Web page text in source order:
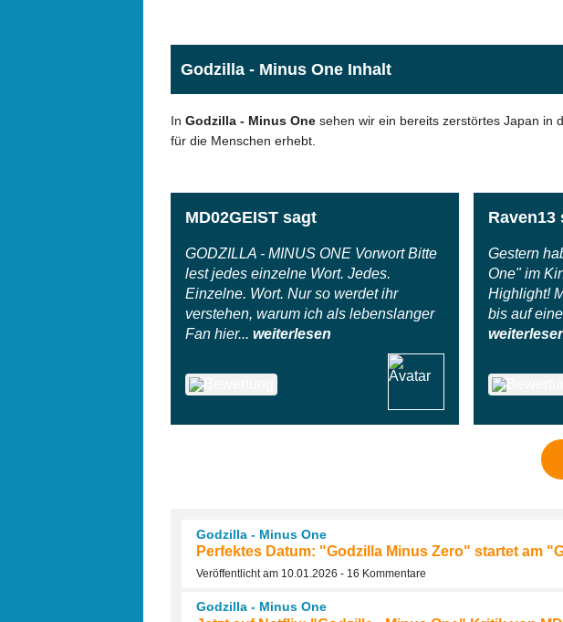
Godzilla - Minus One Inhalt
In Godzilla - Minus One sehen wir ein bereits zerstörtes Japan in
für die Menschen erhebt.
MD02GEIST sagt
GODZILLA - MINUS ONE Vorwort Bitte
lest jedes einzelne Wort. Jedes.
Einzelne. Wort. Nur so werdet ihr
verstehen, warum ich als lebenslanger
Fan hier... weiterlesen
Raven13
Gestern
One" im
Highlight!
bis auf
Godzilla - Minus One
Perfektes Datum: "Godzilla Minus Zero" startet am
Veröffentlicht am 10.01.2026 - 16 Kommentare
Godzilla - Minus One